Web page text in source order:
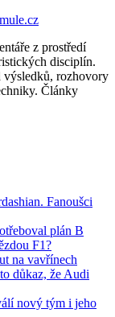
z prostředí
disciplín.
výsledků, rozhovory
Články
Fanoušci
plán B
F1?
na vavřínech
důkaz, že Audi
nový tým i jeho